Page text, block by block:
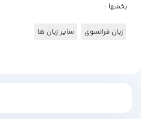
بخشها :
زبان فرانسوی سایر زبان ها